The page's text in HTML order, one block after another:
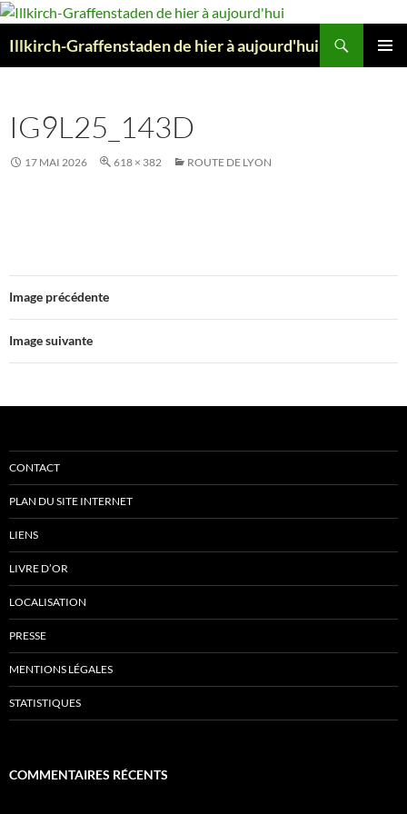
Aller
contenu
Illkirch-Graffenstaden de hier à aujourd'hui
IG9L25_143D
17 MAI 2026 618 × 382 ROUTE DE LYON
Image précédente
Image suivante
CONTACT
PLAN DU SITE INTERNET
LIENS
LIVRE D’OR
LOCALISATION
PRESSE
MENTIONS LÉGALES
STATISTIQUES
COMMENTAIRES RÉCENTS